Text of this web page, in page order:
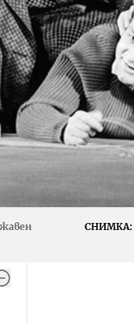
СНИМКА: